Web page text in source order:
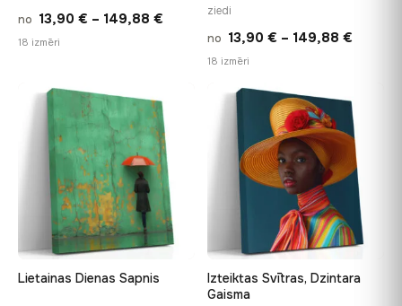
no 13,90 € – 149,88 €
13,90 €
149,88 €
18 izmēri
ziedi
no 13,90 € – 149,88 €
18 izmēri
♡
Lietainas Dienas Sapnis
♡
−9%
Izteiktas Svītras, Dzintara
Gaisma